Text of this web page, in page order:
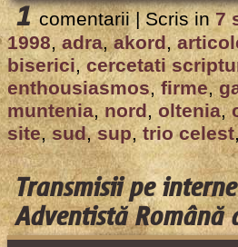
1 comentarii |Scris in 7
1998,adra,akord,
biserici,cercetati
enthousiasmos,firme,
muntenia,nord, oltenia,
site,sud,sup,trio celest
Transmisii pe
Adventistă